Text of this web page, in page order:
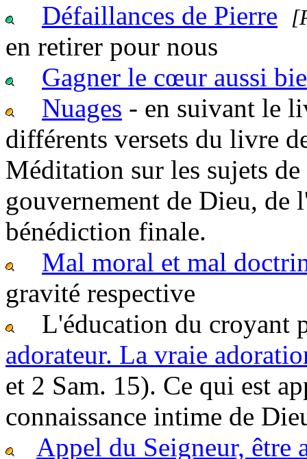
Défaillances de Pierre
en retirer pour nous
Gagner le cœur aussi
Nuages - en suivant le
différents versets du livre
Méditation sur les sujets
gouvernement de Dieu, de
bénédiction finale.
Mal moral et mal
gravité respective
L'éducation du croyant
adorateur. La vraie
et 2 Sam. 15). Ce qui est
connaissance intime de
Appel du Seigneur, être